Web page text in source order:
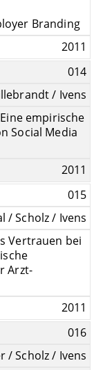
Branding
2011
014
/ Ivens
empirische
Social Media
2011
015
/ Scholz / Ivens
Vertrauen bei
Arzt-
2011
016
/ Scholz / Ivens